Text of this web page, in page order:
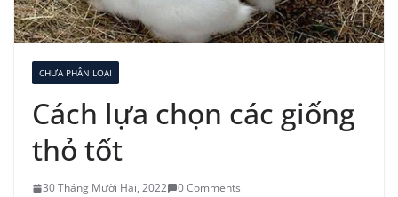
CHƯA PHÂN LOẠI
Cách lựa chọn các giống
thỏ tốt
30 Tháng Mười Hai, 2022 0 Comments